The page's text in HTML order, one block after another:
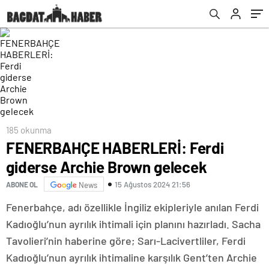
185 okunma
FENERBAHÇE HABERLERİ: Ferdi
giderse Archie Brown gelecek
ABONE OL News 15 Ağustos 2024 21:56
Fenerbahçe, adı özellikle İngiliz ekipleriyle anılan Ferdi
Kadıoğlu’nun ayrılık ihtimali için planını hazırladı. Sacha
Tavolieri’nin haberine göre; Sarı-Lacivertliler, Ferdi
Kadıoğlu’nun ayrılık ihtimaline karşılık Gent’ten Archie